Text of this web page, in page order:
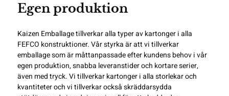
Egen produktion
Kaizen Emballage tillverkar alla typer av kartonger i alla
FEFCO konstruktioner. Vår styrka är att vi tillverkar
emballage som är måttanpassade efter kundens behov i vår
egen produktion, snabba leveranstider och kortare serier,
även med tryck. Vi tillverkar kartonger i alla storlekar och
kvantiteter och vi tillverkar också skräddarsydda